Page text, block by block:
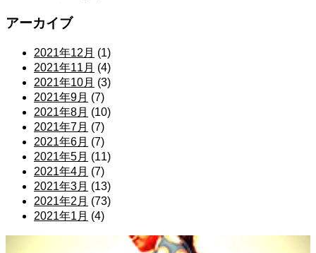
アーカイブ
2021年12月 (1)
2021年11月 (4)
2021年10月 (3)
2021年9月 (7)
2021年8月 (10)
2021年7月 (7)
2021年6月 (7)
2021年5月 (11)
2021年4月 (7)
2021年3月 (13)
2021年2月 (73)
2021年1月 (4)